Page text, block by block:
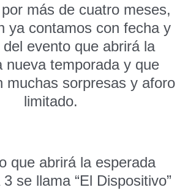
más de cuatro meses,
ya contamos con fecha y
evento que abrirá la
nueva temporada y que
muchas sorpresas y aforo
limitado.
que abrirá la esperada
se llama “El Dispositivo”